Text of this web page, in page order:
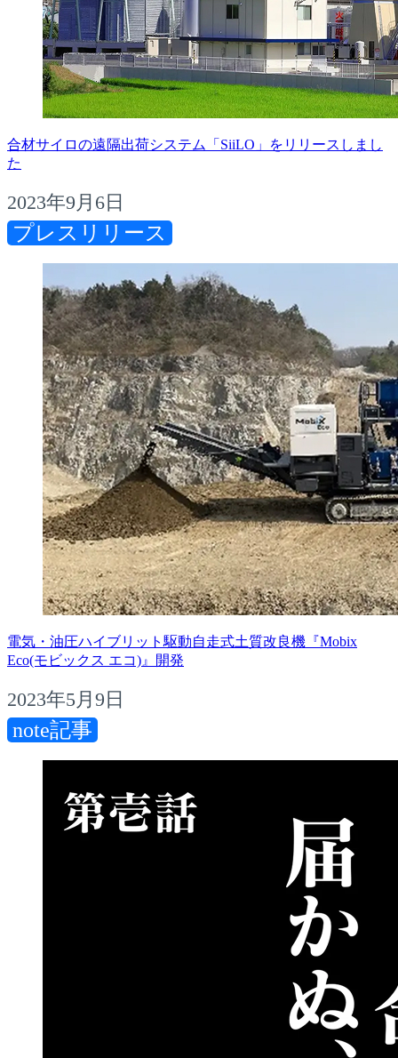
合材サイロの遠隔出荷システム「SiiLO」をリリースしまし
た
2023年9月6日
プレスリリース
電気・油圧ハイブリット駆動自走式土質改良機『Mobix
Eco(モビックス エコ)』開発
2023年5月9日
note記事